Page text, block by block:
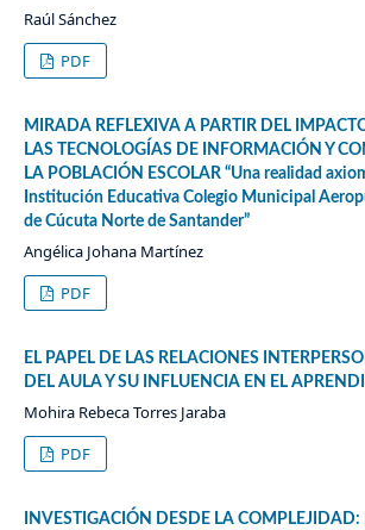
Raúl Sánchez
PDF
MIRADA REFLEXIVA A PARTIR DEL
LAS TECNOLOGÍAS DE INFORMACIÓN Y
LA POBLACIÓN ESCOLAR “Una realidad
Institución Educativa Colegio Municipal
de Cúcuta Norte de Santander”
Angélica Johana Martínez
PDF
EL PAPEL DE LAS RELACIONES
DEL AULA Y SU INFLUENCIA EN EL
Mohira Rebeca Torres Jaraba
PDF
INVESTIGACIÓN DESDE LA COMPLEJIDAD: